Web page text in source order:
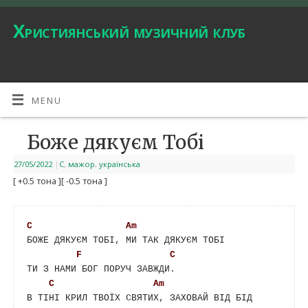
Християнський музичний клуб
MENU
Боже дякуєм Тобі
27/05/2022 | C, мажор, українська
[ +0.5 тона ][ -0.5 тона ]
C
Am
БОЖЕ ДЯКУЄМ ТОБІ, МИ ТАК ДЯКУЄМ ТОБІ
F
C
ТИ З НАМИ БОГ ПОРУЧ ЗАВЖДИ.
C
Am
В ТІНІ КРИЛ ТВОЇХ СВЯТИХ, ЗАХОВАЙ ВІД БІД